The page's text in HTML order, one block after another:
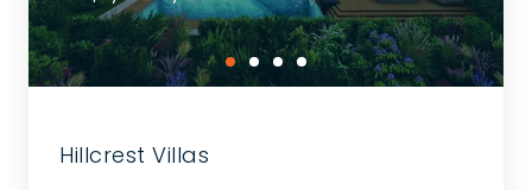
Hillcrest Villas